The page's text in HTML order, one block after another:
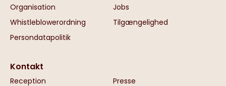
Organisation
Jobs
Whistleblowerordning
Tilgængelighed
Persondatapolitik
Kontakt
Reception Presse